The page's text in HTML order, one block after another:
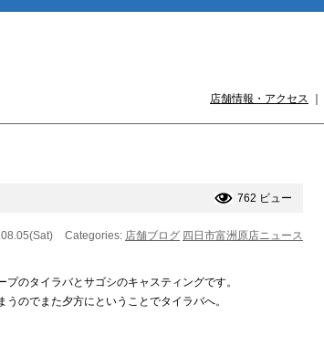
店舗情報・アクセス
762 ビュー
Categories: 店舗ブログ 四日市富洲原店ニュース
のタイラバとサゴシのキャスティングです。
のでまた夕方にということでタイラバへ。